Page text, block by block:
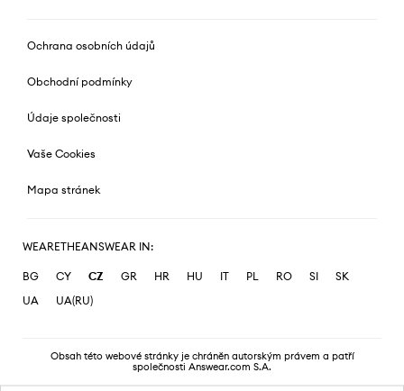
Ochrana osobních údajů
Obchodní podmínky
Údaje společnosti
Vaše Cookies
Mapa stránek
WEARETHEANSWEAR IN:
BG CY CZ GR HR HU IT PL RO SI
SK
UA
UA(RU)
Obsah této webové stránky je chráněn autorským právem a patří
společnosti Answear.com S.A.